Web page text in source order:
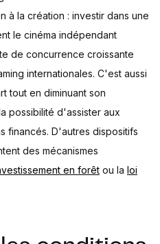
à la création : investir dans une
le cinéma indépendant
de concurrence croissante
internationales. C'est aussi
tout en diminuant son
possibilité d'assister aux
financés. D'autres dispositifs
des mécanismes
en forêt ou la loi